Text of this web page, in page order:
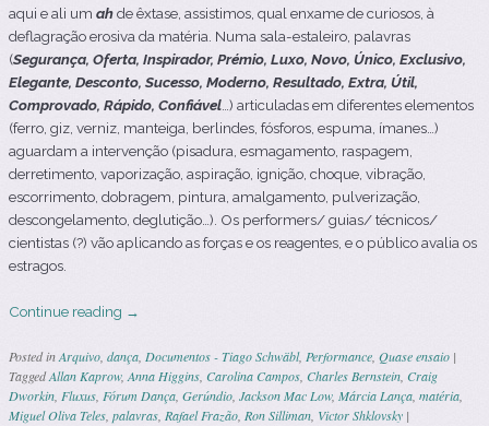
aqui e ali um ahde êxtase, assistimos, qual enxame de curiosos, à
deflagração erosiva da matéria. Numa sala-estaleiro, palavras
(Segurança, Oferta, Inspirador, Prémio, Luxo, Novo, Único, Exclusivo,
Elegante, Desconto, Sucesso, Moderno, Resultado, Extra, Útil,
Comprovado, Rápido, Confiável …) articuladas em diferentes elementos
(ferro, giz, verniz, manteiga, berlindes, fósforos, espuma, ímanes…)
aguardam a intervenção (pisadura, esmagamento, raspagem,
derretimento, vaporização, aspiração, ignição, choque, vibração,
escorrimento, dobragem, pintura, amalgamento, pulverização,
descongelamento, deglutição…). Os performers/ guias/ técnicos/
cientistas (?) vão aplicando as forças e os reagentes, e o público avalia os
estragos.
Continue reading →
Posted inArquivo dança Documentos - Tiago Schwäbl, Performance Quase ensaio |
TaggedAllan Kaprow, Anna Higgins Carolina Campos Charles Bernstein Craig
Dworkin Fluxus Fórum Dança Gerúndio Jackson Mac Low, Márcia Lança matéria
Miguel Oliva Teles palavras Rafael Frazão Ron Silliman Victor Shklovsky |